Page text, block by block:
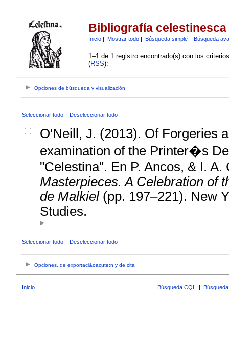
Bibliografía celestinesca
Inicio| Mostrar todo| Búsqueda simple| Búsqueda
1–1 de 1 registro encontrado(s) con los
(RSS):
Opciones de búsqueda y visualización
Seleccionar todo Deseleccionar todo
O'Neill, J. (2013). Of Forgeries
examination of the Printer�s
"Celestina". En P. Ancos, & I.
Masterpieces. A Celebration of
de Malkiel(pp. 197–221). New
Studies.
Seleccionar todo Deseleccionar todo
Opciones, de exportaci&oacute;n y de cita
Inicio Búsqueda CQL |